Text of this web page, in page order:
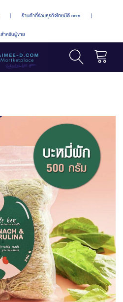
| ร้านค้าที่ร่วมธุรกิจไทยมีดี.com |
สำหรับผู้ขาย